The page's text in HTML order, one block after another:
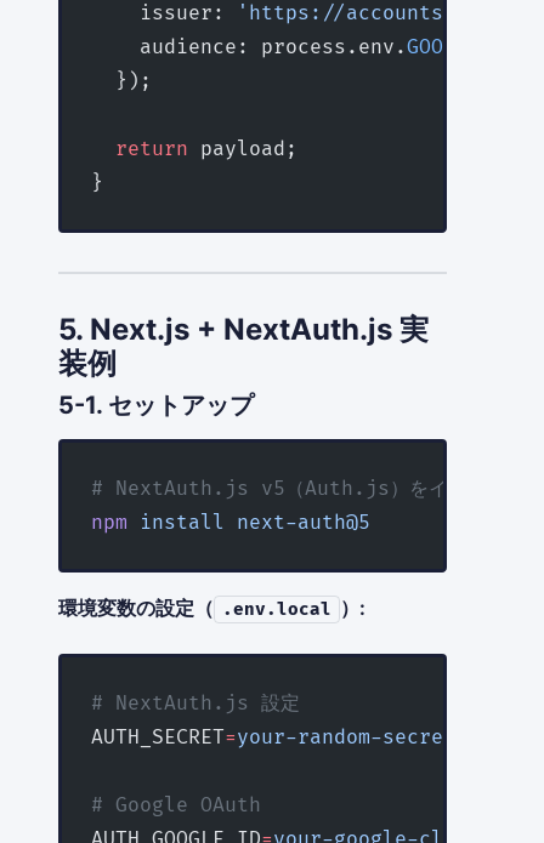
    issuer:
'https://
    audience: process.env.
  });
  return
payload;
}
5. Next.js + NextAuth.js 実
装例
5-1. セットアップ
# NextAuth.js v5（Auth.js）をインストール
npm install next-auth@5
環境変数の設定（ .env.local ）:
# NextAuth.js 設定
AUTH_SECRET=your-random-secret-min-
# Google OAuth